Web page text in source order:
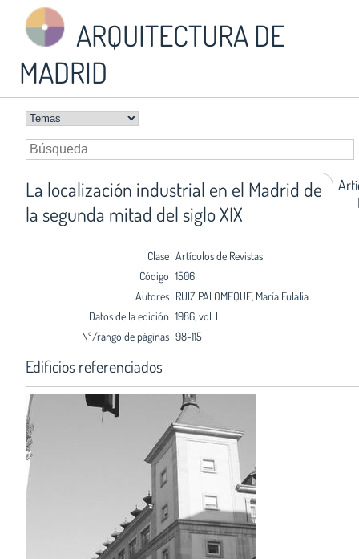
ARQUITECTURA DE
MADRID
La localización industrial en el Madrid de
la segunda mitad del siglo XIX
Clase Artículos de Revistas
Código 1506
Autores RUIZ PALOMEQUE, María Eulalia
Datos de la edición 1986, vol. I
Nº/rango de páginas 98-115
Edificios referenciados